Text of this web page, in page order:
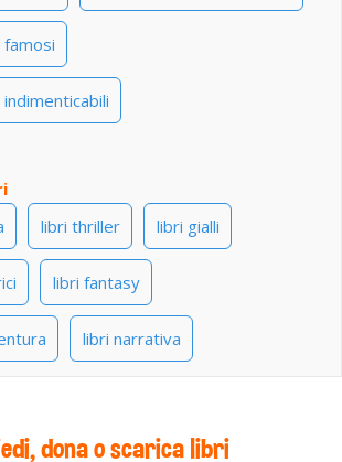
libri thriller libri gialli
libri fantasy
libri narrativa
dona o scarica libri